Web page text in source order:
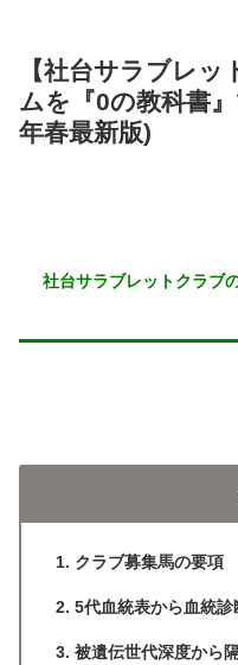
【社台サラブレ
ムを『0の教科書
年春最新版)
社台サラブレットクラブ
クラブ募集馬の要項
5代血統表から血統
被遺伝世代深度から